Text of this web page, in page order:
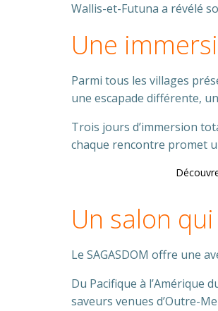
Wallis-et-Futuna a révélé
Une
Parmi tous les villages
une escapade différente,
Trois jours d’immersion
chaque rencontre promet
Un salon
Le SAGASDOM offre une
Du Pacifique à l’Amérique
saveurs venues d’Outre-